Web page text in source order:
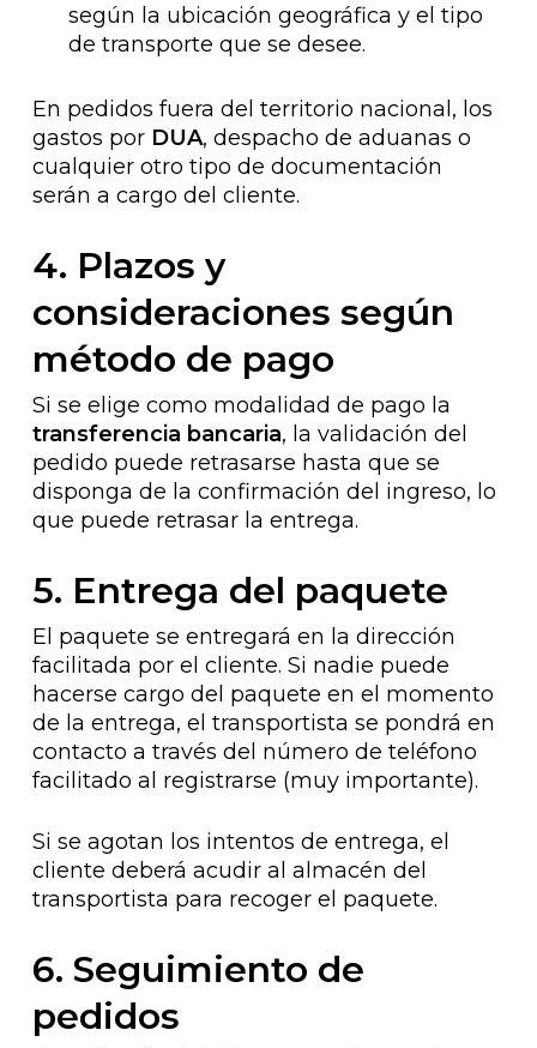
según la ubicación geográfica y el tipo
de transporte que se desee.
En pedidos fuera del territorio nacional, los
gastos por DUA, despacho de aduanas o
cualquier otro tipo de documentación
serán a cargo del cliente.
4. Plazos y
consideraciones según
método de pago
Si se elige como modalidad de pago la
transferencia bancaria, la validación del
pedido puede retrasarse hasta que se
disponga de la confirmación del ingreso, lo
que puede retrasar la entrega.
5. Entrega del paquete
El paquete se entregará en la dirección
facilitada por el cliente. Si nadie puede
hacerse cargo del paquete en el momento
de la entrega, el transportista se pondrá en
contacto a través del número de teléfono
facilitado al registrarse (muy importante).
Si se agotan los intentos de entrega, el
cliente deberá acudir al almacén del
transportista para recoger el paquete.
6. Seguimiento de
pedidos